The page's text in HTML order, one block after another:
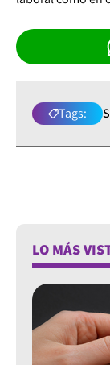
Tags:
LO MÁS